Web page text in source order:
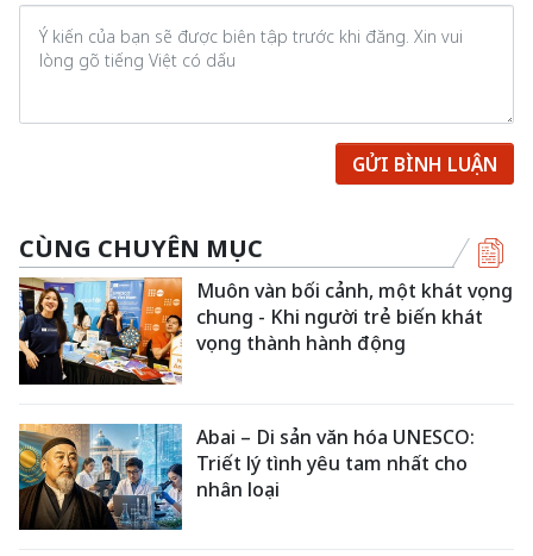
GỬI BÌNH LUẬN
CÙNG CHUYÊN MỤC
Muôn vàn bối cảnh, một khát vọng
chung - Khi người trẻ biến khát
vọng thành hành động
Abai – Di sản văn hóa UNESCO:
Triết lý tình yêu tam nhất cho
nhân loại